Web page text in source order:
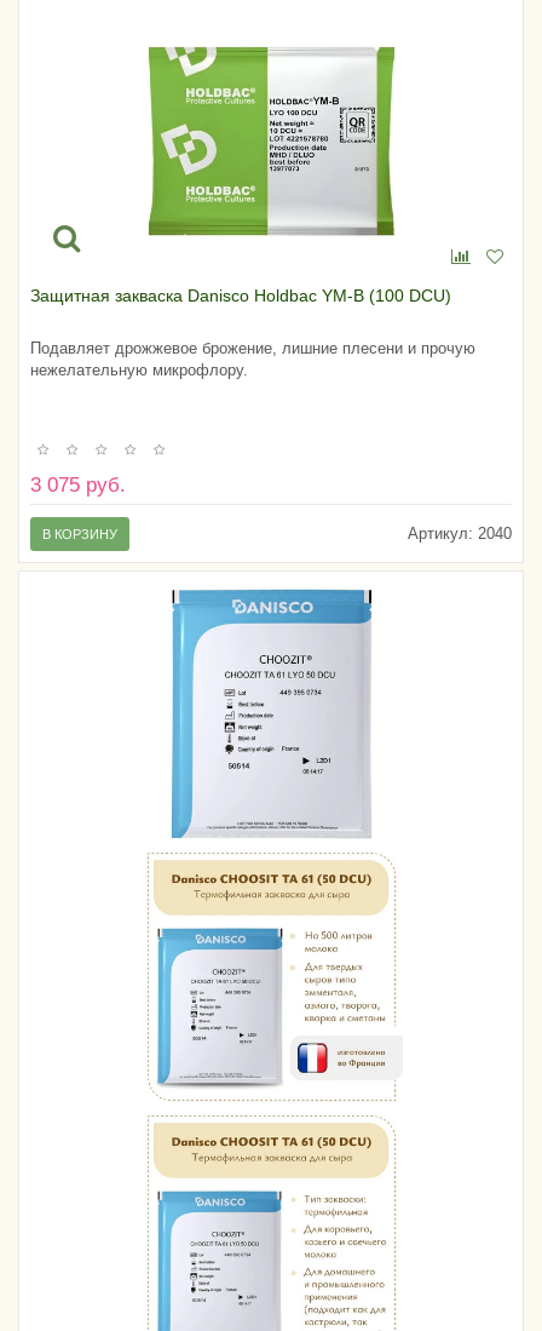
Защитная закваска Danisco Holdbac YM-B (100 DCU)
Подавляет дрожжевое брожение, лишние плесени и прочую
нежелательную микрофлору.
3 075 руб.
Артикул: 2040
В КОРЗИНУ